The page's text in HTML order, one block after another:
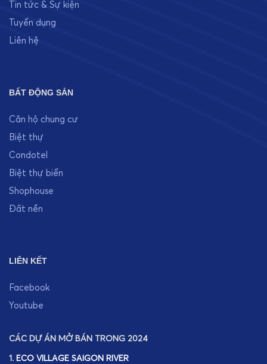
Tin tức & Sự kiện
Tuyển dụng
Liên hệ
BẤT ĐỘNG SẢN
Căn hộ chung cư
Biệt thự
Condotel
Biệt thự biển
Shophouse
Đất nền
LIÊN KẾT
Facebook
Youtube
CÁC DỰ ÁN MỞ BÁN TRONG 2024
1. ECO VILLAGE SAIGON RIVER